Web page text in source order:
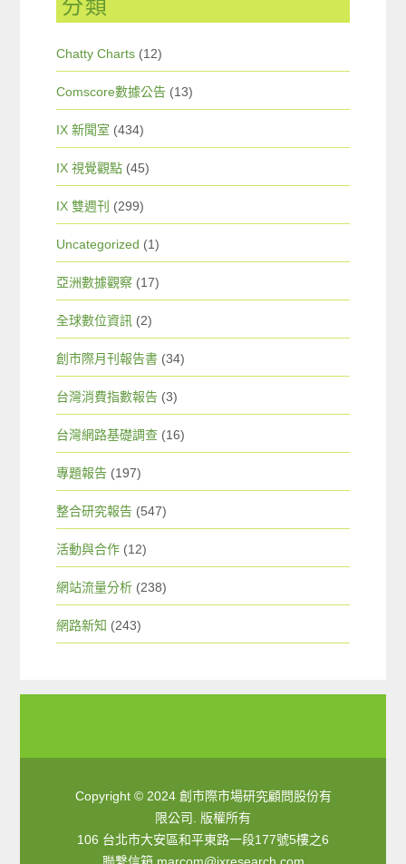
分類
Chatty Charts (12)
Comscore數據公告 (13)
IX 新聞室 (434)
IX 視覺觀點 (45)
IX 雙週刊 (299)
Uncategorized (1)
亞洲數據觀察 (17)
全球數位資訊 (2)
創市際月刊報告書 (34)
台灣消費指數報告 (3)
台灣網路基礎調查 (16)
專題報告 (197)
整合研究報告 (547)
活動與合作 (12)
網站流量分析 (238)
網路新知 (243)
Copyright © 2024 創市際市場研究顧問股份有
限公司. 版權所有
106 台北市大安區和平東路一段177號5樓之6